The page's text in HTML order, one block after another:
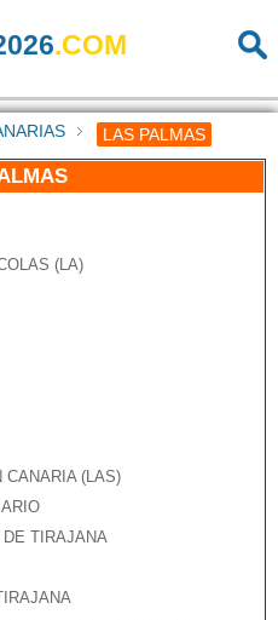
.COM
LAS PALMAS
(LA)
CANARIA (LAS)
TIRAJANA